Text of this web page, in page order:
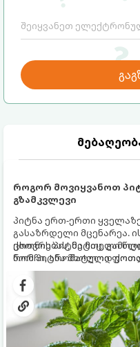
როგორ მოვიყვანოთ
გზამკვლევი
პიტნა ერთ-ერთი
გასაზრდელი მცენარეა.
ცხოვრებას, მეტიც,
რომ პიტნა მხოლოდ
გრუნტში (ბაღში)
სწრაფად ვრცელდება და
ქოთნის პიტნა მთელი
ნორჩი, არომატული
კერძებისთვის.